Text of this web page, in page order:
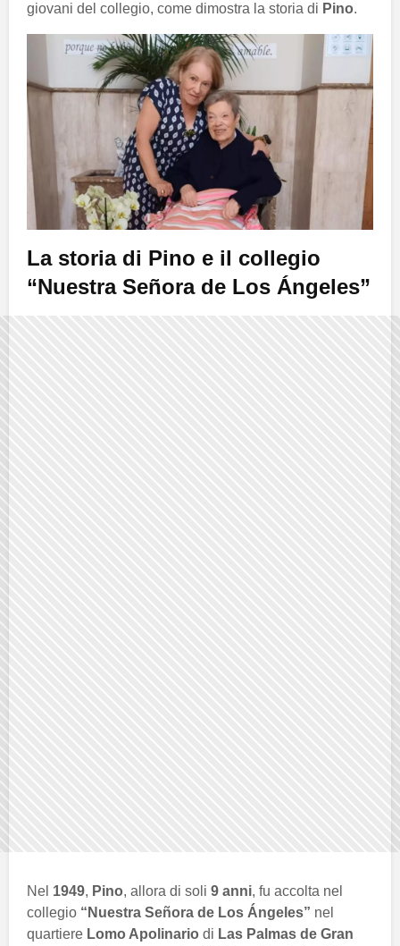
giovani del collegio, come dimostra la storia di Pino.
La storia di Pino e il collegio
“Nuestra Señora de Los Ángeles”
Nel 1949, Pino, allora di soli 9 anni, fu accolta nel
collegio “Nuestra Señora de Los Ángeles” nel
quartiere Lomo Apolinario di Las Palmas de Gran